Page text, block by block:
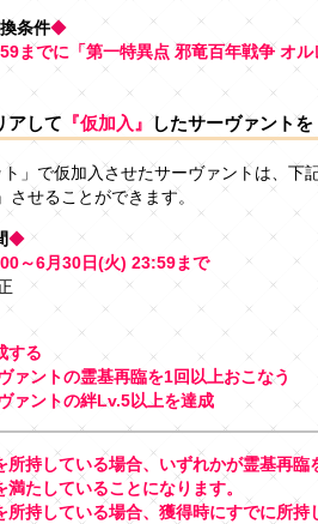
条件◆
までに「第一特異点 邪竜百年戦争 オ
アして 『仮加入』 したサーヴァントを
ト」で仮加入させたサーヴァントは、下
させることができます。
◆
～6月30日(火) 23:59まで
する
ァントの霊基再臨を1回以上おこなう
ァントの絆Lv.5以上を達成
持している場合、いずれかが霊基再臨
たしていることになります。
持している場合、獲得時にすでに所持